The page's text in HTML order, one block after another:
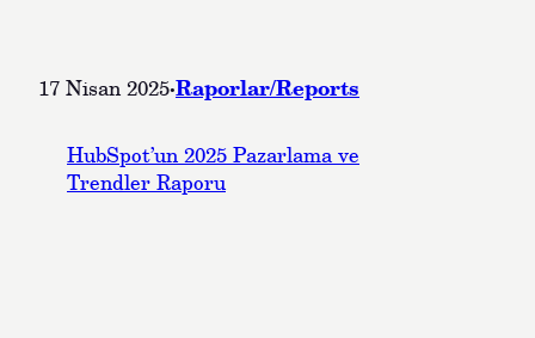
17 Nisan 2025·Raporlar/Reports
HubSpot’un 2025 Pazarlama ve
Trendler Raporu